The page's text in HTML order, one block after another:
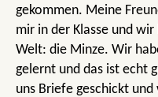
gekommen. Meine
mir in der Klasse und
Welt: die Minze. Wir
gelernt und das ist echt
uns Briefe geschickt